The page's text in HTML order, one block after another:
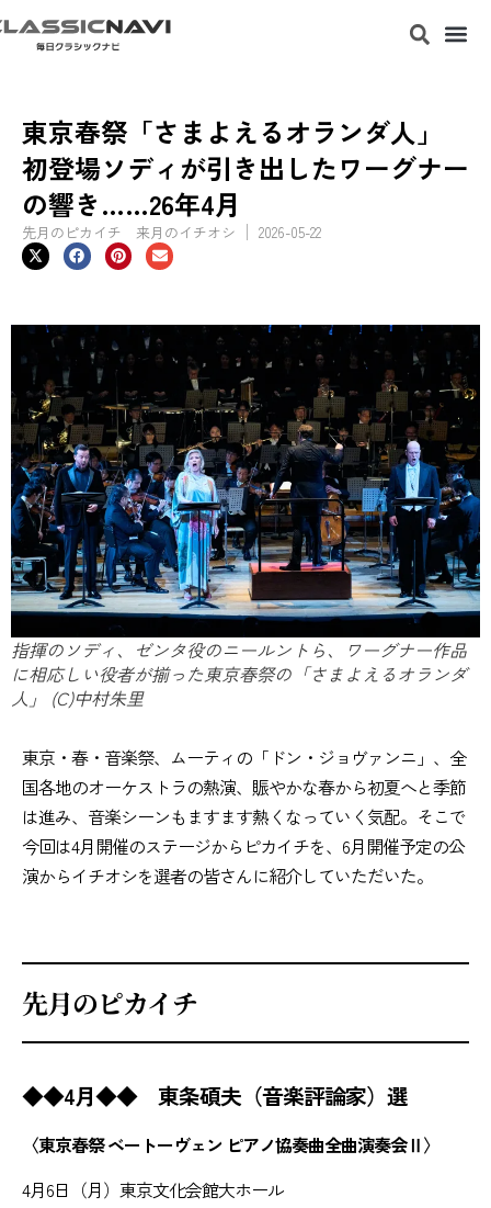
東京春祭「さまよえるオランダ人」
初登場ソディが引き出したワーグナー
の響き……26年4月
先月のピカイチ 来月のイチオシ 2026-05-22
指揮のソディ、ゼンタ役のニールントら、ワーグナー作品
に相応しい役者が揃った東京春祭の「さまよえるオランダ
人」 (C)中村朱里
東京・春・音楽祭、ムーティの「ドン・ジョヴァンニ」、全
国各地のオーケストラの熱演、賑やかな春から初夏へと季節
は進み、音楽シーンもますます熱くなっていく気配。そこで
今回は4月開催のステージからピカイチを、6月開催予定の公
演からイチオシを選者の皆さんに紹介していただいた。
先月のピカイチ
◆◆4月◆◆ 東条碩夫（音楽評論家）選
〈東京春祭 ベートーヴェン ピアノ協奏曲全曲演奏会Ⅱ〉
4月6日（月）東京文化会館大ホール